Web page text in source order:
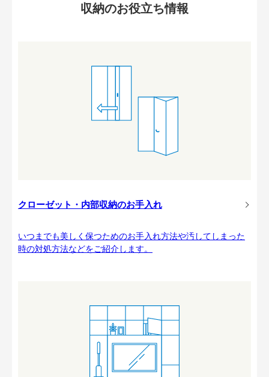
収納のお役立ち情報
クローゼット・内部収納のお手入れ
いつまでも美しく保つためのお手入れ方法や汚してしまった
時の対処方法などをご紹介します。